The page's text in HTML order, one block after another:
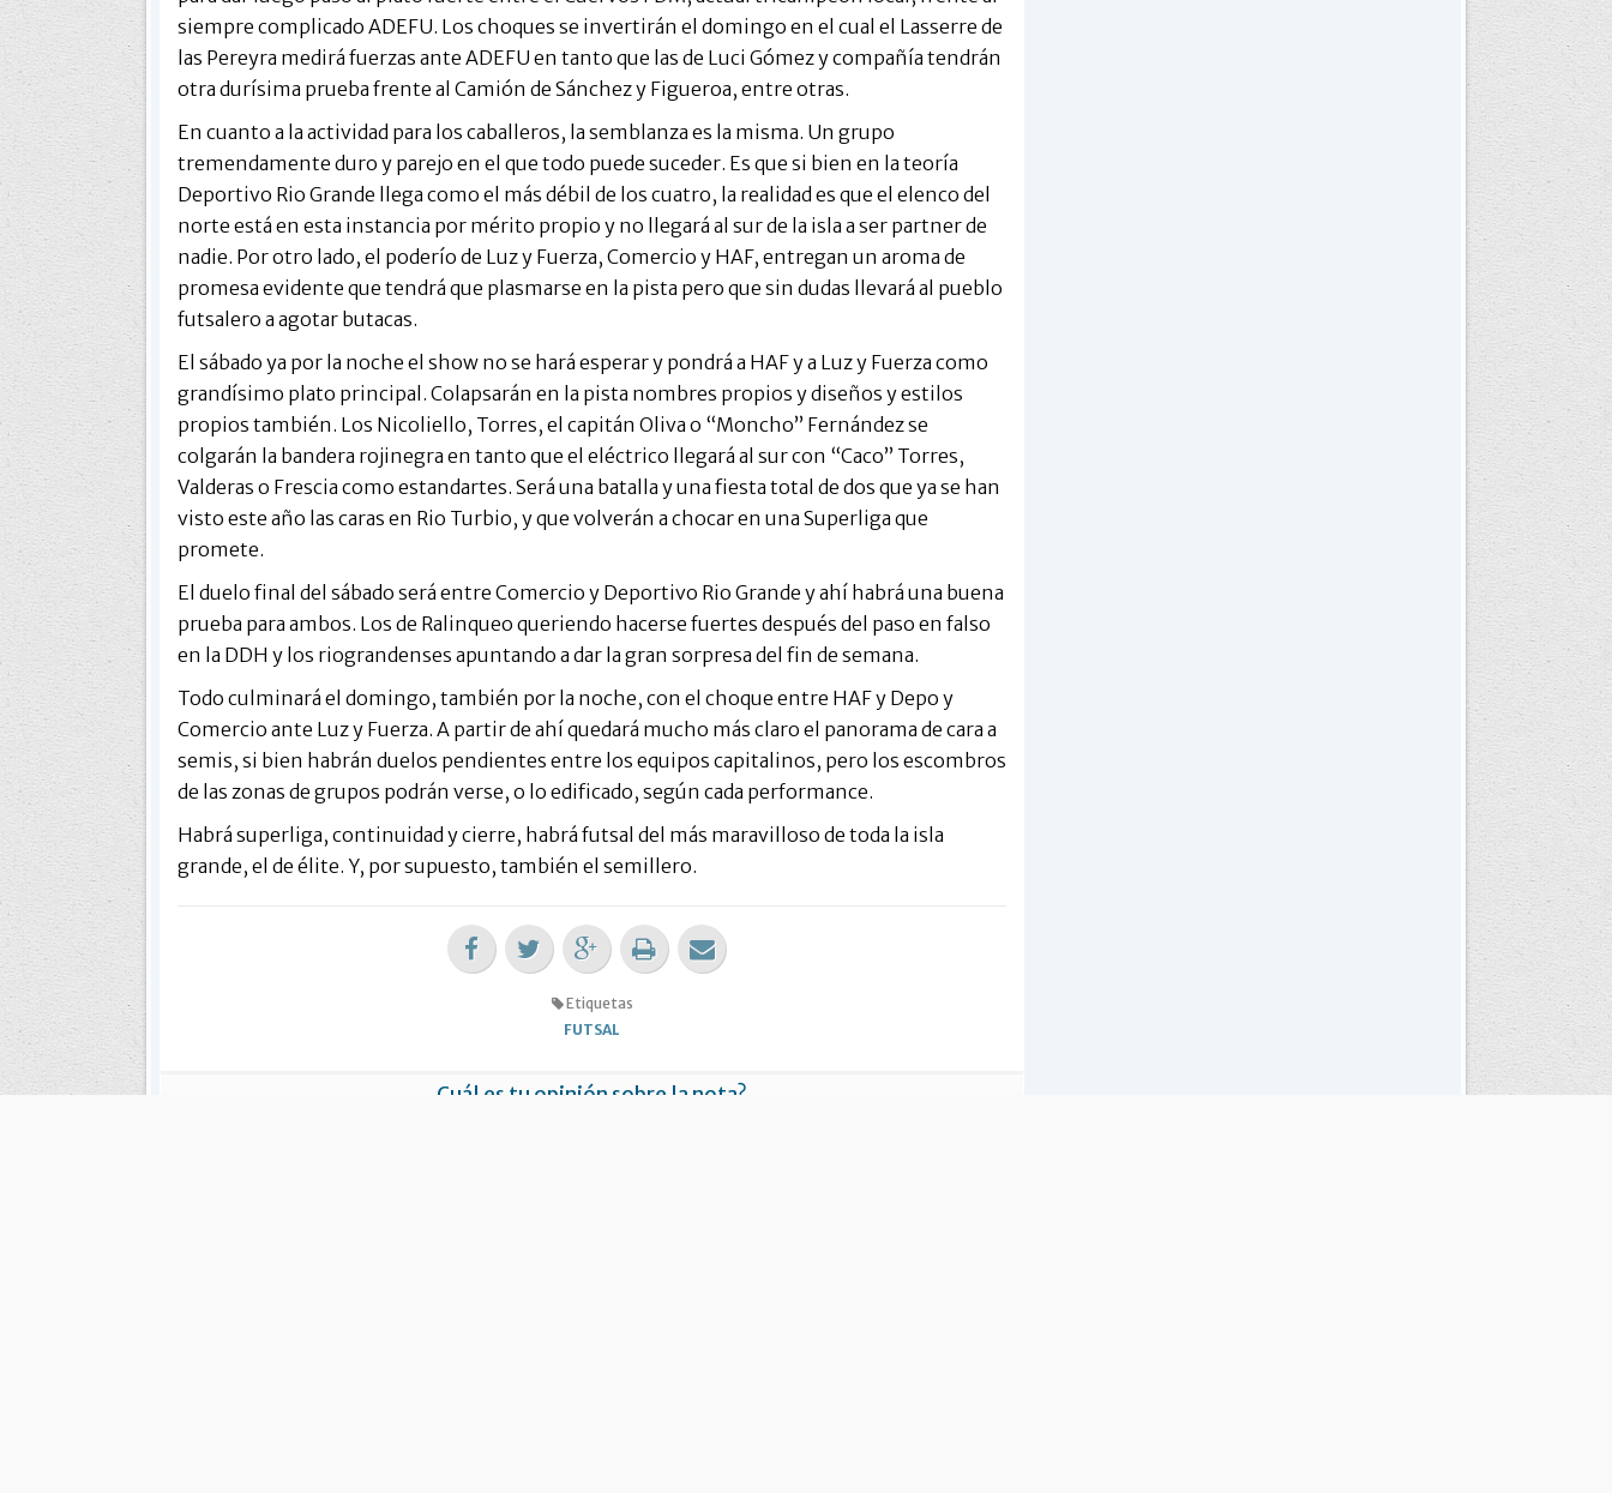
siempre complicado ADEFU. Los choques se invertirán el domingo en el cual el Lasserre de
las Pereyra medirá fuerzas ante ADEFU en tanto que las de Luci Gómez y compañía tendrán
otra durísima prueba frente al Camión de Sánchez y Figueroa, entre otras.
En cuanto a la actividad para los caballeros, la semblanza es la misma. Un grupo
tremendamente duro y parejo en el que todo puede suceder. Es que si bien en la teoría
Deportivo Rio Grande llega como el más débil de los cuatro, la realidad es que el elenco del
norte está en esta instancia por mérito propio y no llegará al sur de la isla a ser partner de
nadie. Por otro lado, el poderío de Luz y Fuerza, Comercio y HAF, entregan un aroma de
promesa evidente que tendrá que plasmarse en la pista pero que sin dudas llevará al pueblo
futsalero a agotar butacas.
El sábado ya por la noche el show no se hará esperar y pondrá a HAF y a Luz y Fuerza como
grandísimo plato principal. Colapsarán en la pista nombres propios y diseños y estilos
propios también. Los Nicoliello, Torres, el capitán Oliva o “Moncho” Fernández se
colgarán la bandera rojinegra en tanto que el eléctrico llegará al sur con “Caco” Torres,
Valderas o Frescia como estandartes. Será una batalla y una fiesta total de dos que ya se han
visto este año las caras en Rio Turbio, y que volverán a chocar en una Superliga que
promete.
El duelo final del sábado será entre Comercio y Deportivo Rio Grande y ahí habrá una buena
prueba para ambos. Los de Ralinqueo queriendo hacerse fuertes después del paso en falso
en la DDH y los riograndenses apuntando a dar la gran sorpresa del fin de semana.
Todo culminará el domingo, también por la noche, con el choque entre HAF y Depo y
Comercio ante Luz y Fuerza. A partir de ahí quedará mucho más claro el panorama de cara a
semis, si bien habrán duelos pendientes entre los equipos capitalinos, pero los escombros
de las zonas de grupos podrán verse, o lo edificado, según cada performance.
Habrá superliga, continuidad y cierre, habrá futsal del más maravilloso de toda la isla
grande, el de élite. Y, por supuesto, también el semillero.
Etiquetas
FUTSAL
Cuál es tu opinión sobre la nota?